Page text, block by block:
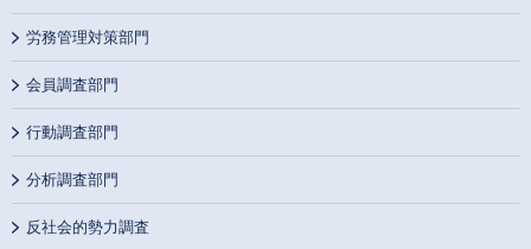
労務管理対策部門
会員調査部門
行動調査部門
分析調査部門
反社会的勢力調査